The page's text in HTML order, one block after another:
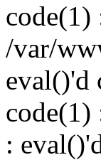
code(1)
/var/
eval()'d
code(1)
: